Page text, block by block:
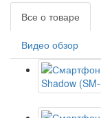
Все о товаре
Видео обзор